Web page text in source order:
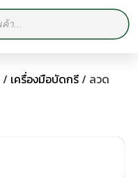
/ เครื่องมือบัดกรี/ ลวด